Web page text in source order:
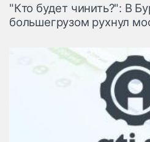
"Кто будет чинить?": В
большегрузом рухнул